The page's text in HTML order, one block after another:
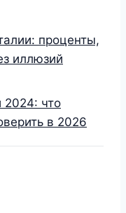
проценты,
иллюзий
2024: что
в 2026